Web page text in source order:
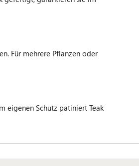
Für mehrere Pflanzen oder
eigenen Schutz patiniert Teak